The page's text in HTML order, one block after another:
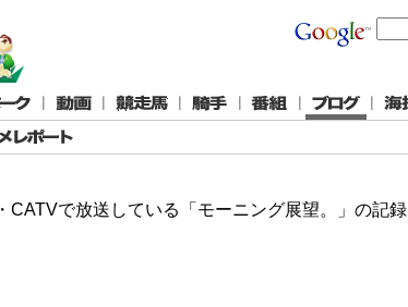
で放送している「モーニング展望。」の記録